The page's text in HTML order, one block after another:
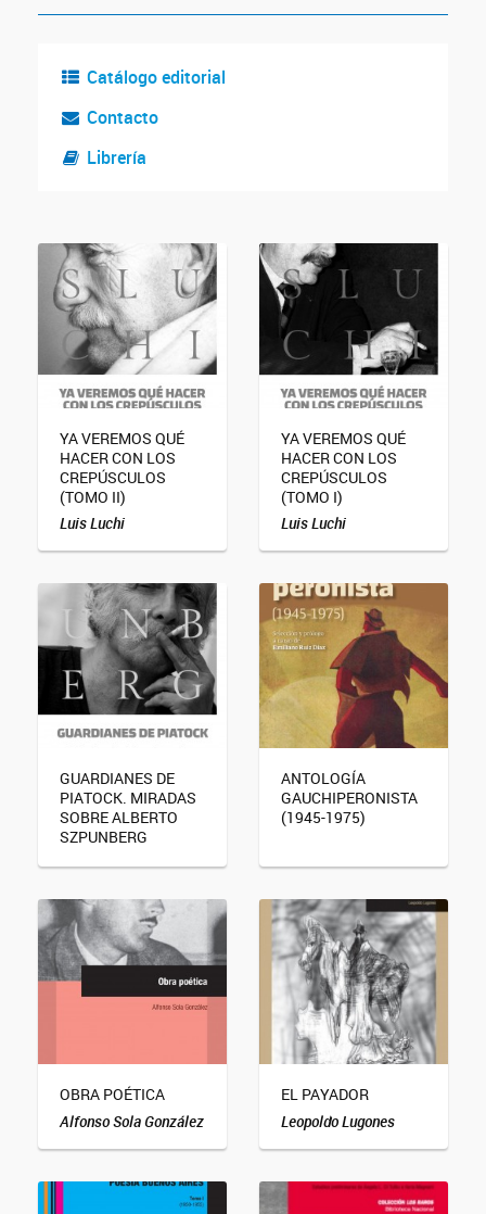
Catálogo editorial
Contacto
Librería
YA VEREMOS QUÉ
HACER CON LOS
CREPÚSCULOS
(TOMO II)
Luis Luchi
YA VEREMOS QUÉ
HACER CON LOS
CREPÚSCULOS
(TOMO I)
Luis Luchi
GUARDIANES DE
PIATOCK. MIRADAS
SOBRE ALBERTO
SZPUNBERG
ANTOLOGÍA
GAUCHIPERONISTA
(1945-1975)
OBRA POÉTICA
Alfonso Sola González
EL PAYADOR
Leopoldo Lugones